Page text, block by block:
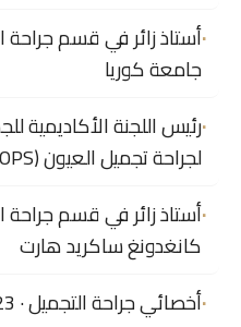
أستاذ زائر في قسم
جامعة كوريا
رئيس اللجنة الأكاديمية
لجراحة تجميل العيون (KAOPS)
أستاذ زائر في قسم
كانغدونغ ساكريد هارت
أخصائي جراحة التجميل · 23 عاماً من الخبرة السريرية